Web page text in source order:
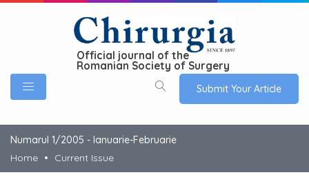
Official journal of the
Romanian Society of Surgery
Submit Your Article
Numarul 1/2005 - Ianuarie-Februarie
Home
Current Issue